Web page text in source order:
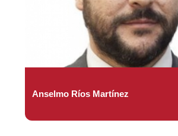
Anselmo Ríos Martínez